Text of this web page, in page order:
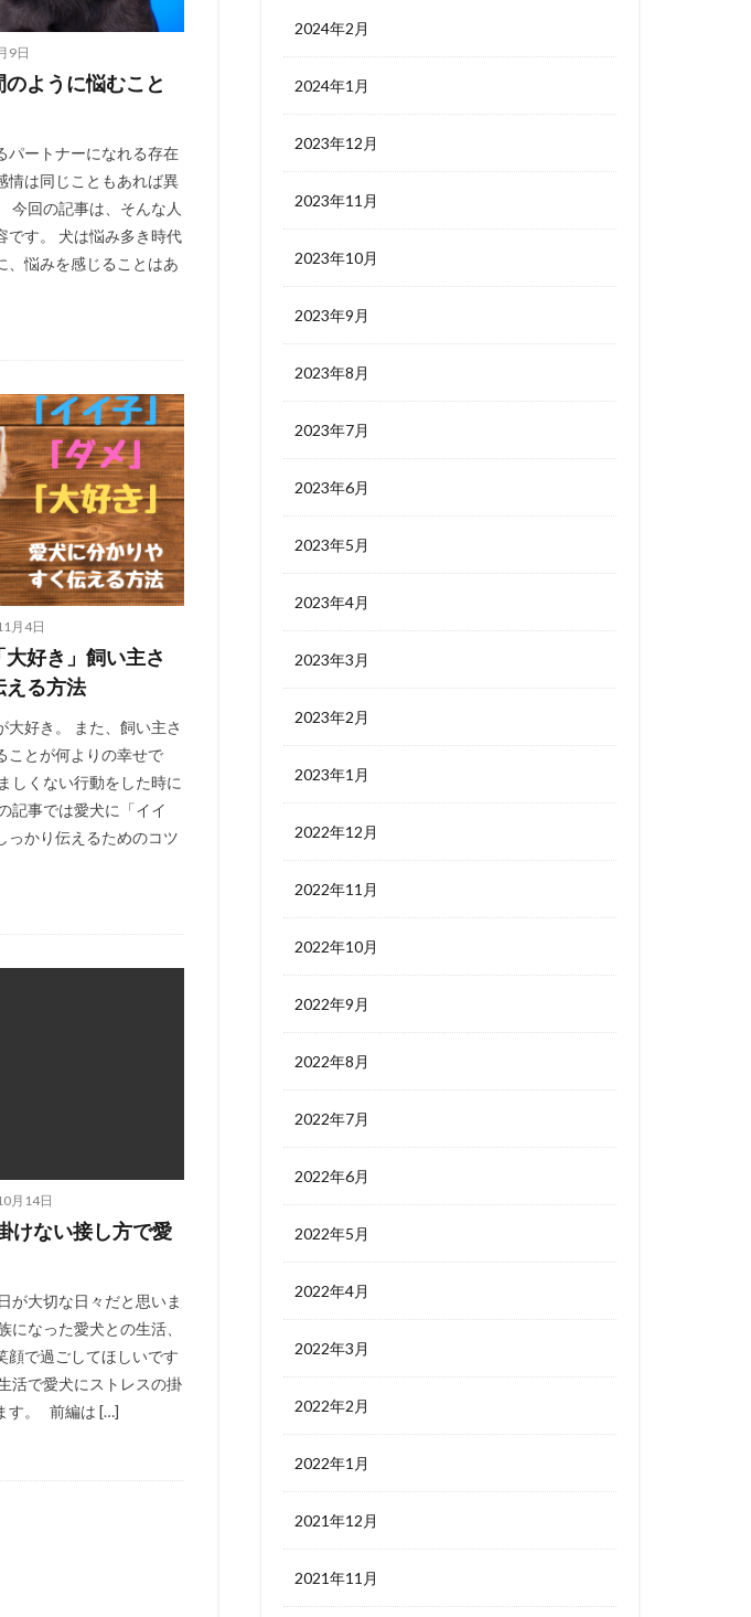
9日
のように悩むこと
パートナーになれる存在
情は同じこともあれば異
今回の記事は、そんな人
です。 犬は悩み多き時代
、悩みを感じることはあ
月4日
大好き」飼い主さ
える方法
好き。 また、飼い主さ
ことが何よりの幸せで
しくない行動をした時に
記事では愛犬に「イイ
っかり伝えるためのコツ
月14日
けない接し方で愛
が大切な日々だと思いま
になった愛犬との生活、
顔で過ごしてほしいです
活で愛犬にストレスの掛
す。 前編は […]
2024年2月
2024年1月
2023年12月
2023年11月
2023年10月
2023年9月
2023年8月
2023年7月
2023年6月
2023年5月
2023年4月
2023年3月
2023年2月
2023年1月
2022年12月
2022年11月
2022年10月
2022年9月
2022年8月
2022年7月
2022年6月
2022年5月
2022年4月
2022年3月
2022年2月
2022年1月
2021年12月
2021年11月